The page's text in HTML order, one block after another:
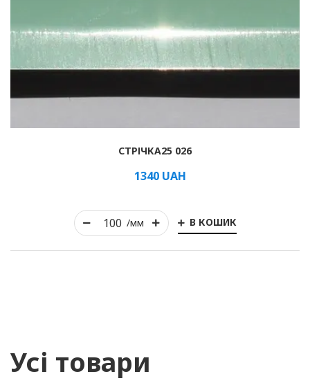
/мм В КОШИК
СТРІЧКА25 026
1340UAH
Усі товари